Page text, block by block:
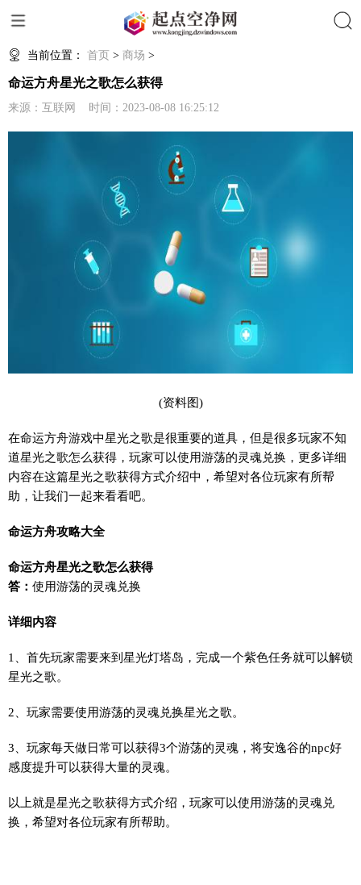
当前位置： 首页 > 商场 >
命运方舟星光之歌怎么获得
来源：互联网 时间：2023-08-08 16:25:12
(资料图)
在命运方舟游戏中星光之歌是很重要的道具，但是很多玩家不知
道星光之歌怎么获得，玩家可以使用游荡的灵魂兑换，更多详细
内容在这篇星光之歌获得方式介绍中，希望对各位玩家有所帮
助，让我们一起来看看吧。
命运方舟攻略大全
命运方舟星光之歌怎么获得
答： 使用游荡的灵魂兑换
详细内容
1、首先玩家需要来到星光灯塔岛，完成一个紫色任务就可以解锁
星光之歌。
2、玩家需要使用游荡的灵魂兑换星光之歌。
3、玩家每天做日常可以获得3个游荡的灵魂，将安逸谷的npc好
感度提升可以获得大量的灵魂。
以上就是星光之歌获得方式介绍，玩家可以使用游荡的灵魂兑
换，希望对各位玩家有所帮助。